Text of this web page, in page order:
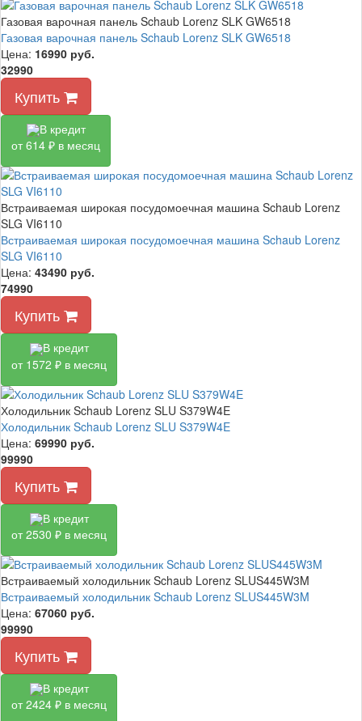
Газовая варочная панель Schaub Lorenz SLK GW6518
Газовая варочная панель Schaub Lorenz SLK GW6518
Цена: 16990 руб.
32990
Купить
В кредит
от 614 ₽ в месяц
Встраиваемая широкая посудомоечная машина Schaub Lorenz
SLG VI6110
Встраиваемая широкая посудомоечная машина Schaub Lorenz
SLG VI6110
Цена: 43490 руб.
74990
Купить
В кредит
от 1572 ₽ в месяц
Холодильник Schaub Lorenz SLU S379W4E
Холодильник Schaub Lorenz SLU S379W4E
Цена: 69990 руб.
99990
Купить
В кредит
от 2530 ₽ в месяц
Встраиваемый холодильник Schaub Lorenz SLUS445W3M
Встраиваемый холодильник Schaub Lorenz SLUS445W3M
Цена: 67060 руб.
99990
Купить
В кредит
от 2424 ₽ в месяц